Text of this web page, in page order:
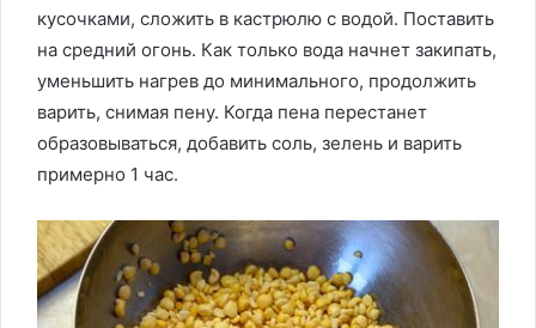
кусочками, сложить в кастрюлю с водой. Поставить
на средний огонь. Как только вода начнет закипать,
уменьшить нагрев до минимального, продолжить
варить, снимая пену. Когда пена перестанет
образовываться, добавить соль, зелень и варить
примерно 1 час.